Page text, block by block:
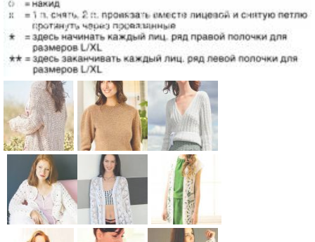
Схема:
удлиненный
кардиган с
«павлиньим
Схема:
классически
й джемпер с
объемным
Схема:
укороченны
й жакет с
запахом